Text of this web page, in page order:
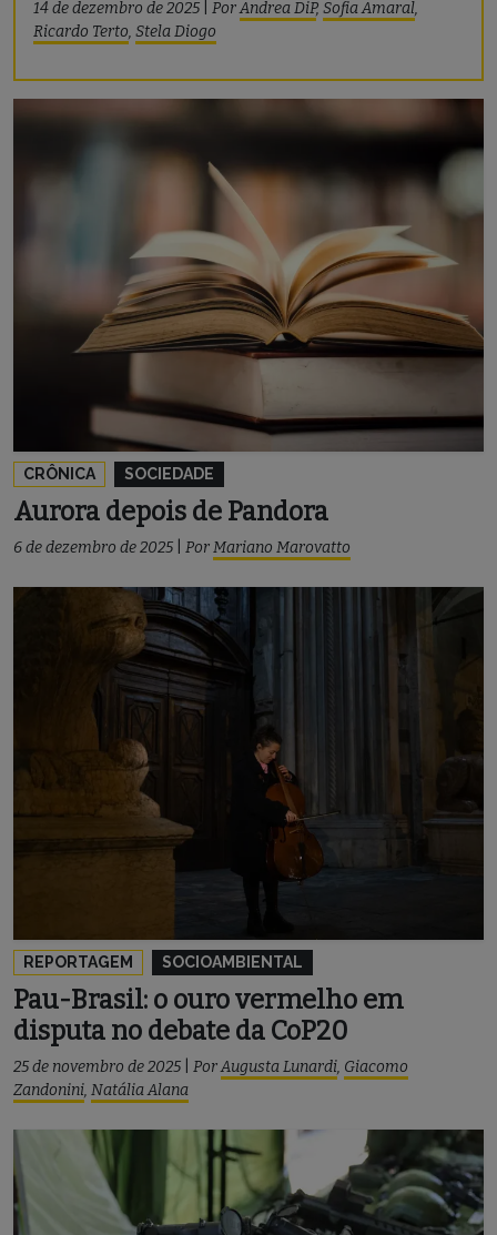
14 de dezembro de 2025 PorAndrea DiP, Sofia Amaral,
Ricardo Terto, Stela Diogo
CRÔNICA SOCIEDADE
Aurora depois de Pandora
6 de dezembro de 2025 PorMariano Marovatto
REPORTAGEM SOCIOAMBIENTAL
Pau-Brasil: o ouro vermelho em
disputa no debate da CoP20
25 de novembro de 2025 PorAugusta Lunardi, Giacomo
Zandonini, Natália Alana